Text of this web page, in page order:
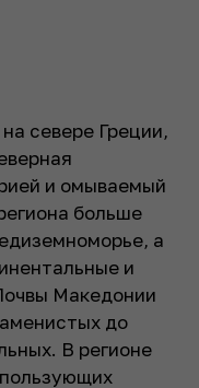
севере Греции,
и омываемый
больше
а
и
Македонии
до
В регионе